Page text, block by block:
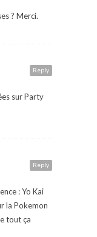
? Merci.
Reply
sur Party
Reply
: Yo Kai
la Pokemon
tout ça